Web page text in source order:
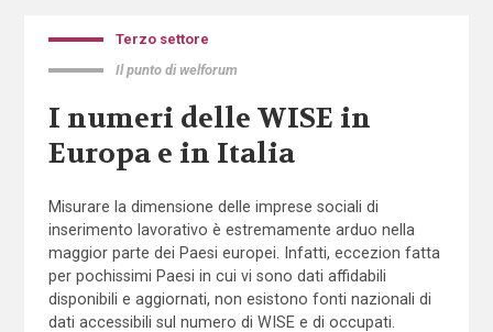
Terzo settore
Il punto di welforum
I numeri delle WISE in
Europa e in Italia
Misurare la dimensione delle imprese sociali di
inserimento lavorativo è estremamente arduo nella
maggior parte dei Paesi europei. Infatti, eccezion fatta
per pochissimi Paesi in cui vi sono dati affidabili
disponibili e aggiornati, non esistono fonti nazionali di
dati accessibili sul numero di WISE e di occupati.